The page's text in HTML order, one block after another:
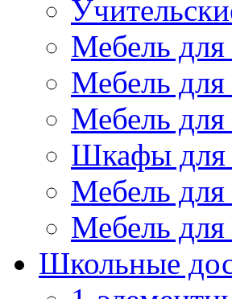
Мебель
Мебель для
Мебель для
Шкафы для
Мебель для
Мебель для
Школьные